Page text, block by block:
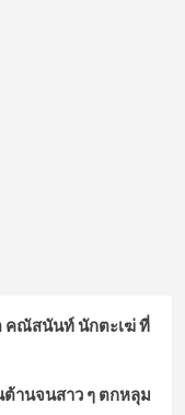
คณัสนันท์ นักตะเฆ่ ที่
านจนสาว ๆ ตกหลุม